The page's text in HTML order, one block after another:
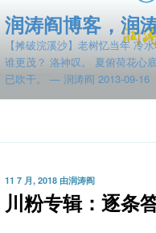
至
容
润涛阎博客，润
【摊破浣溪沙】老树忆当年 冷
谁更茂？ 洛神叹。 夏俯荷花心
已吹干。 — 润涛阎 2013-09-16
发
布
于
11 7 月, 2018 由润涛阎
川粉专辑：逐条